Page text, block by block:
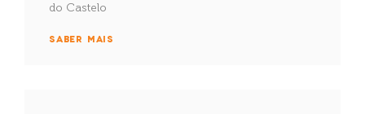
do Castelo
SABER MAIS